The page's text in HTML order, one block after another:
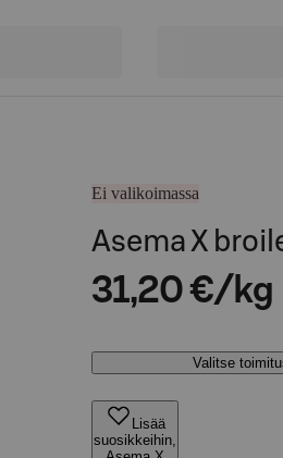
Ei valikoimassa
Asema X
31,20 €/kg
Valitse
Lisää
suosikkeihin,